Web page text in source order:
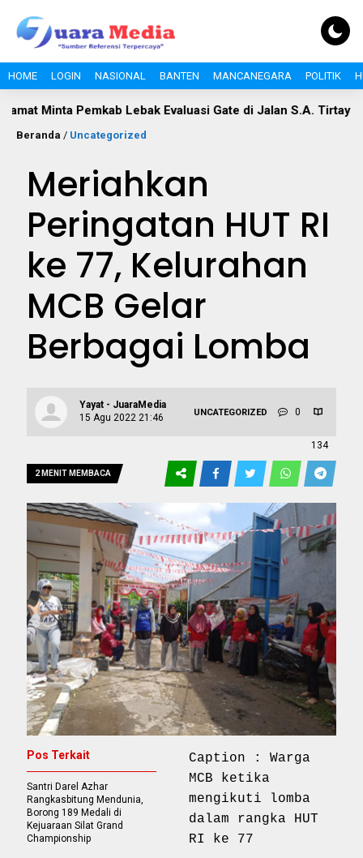
HOME LOGIN NASIONAL BANTEN MANCANEGARA POLITIK
Lebak Evaluasi Gate di Jalan S.A. Tirtayasa
Beranda / Uncategorized
Meriahkan
Peringatan HUT RI
ke 77, Kelurahan
MCB Gelar
Berbagai Lomba
Yayat - JuaraMedia
15 Agu 2022 21:46
UNCATEGORIZED 0
134
2 MENIT MEMBACA
Caption : Warga
MCB ketika
mengikuti lomba
dalam rangka HUT
RI ke 77
Pos Terkait
Santri Darel Azhar
Rangkasbitung Mendunia,
Borong 189 Medali di
Kejuaraan Silat Grand
Championship